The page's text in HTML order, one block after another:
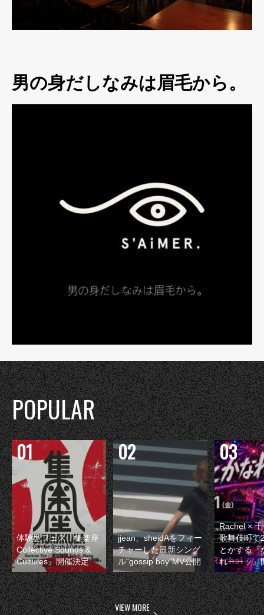
男の身だしなみは眉毛から。
POPULAR
体験型フェス『集楽座
Collective Sounds &
Cultures』開催決定
jjean、sheidAをフィー
チャーした最新シング
ル“gossip boy”MV公開
Rachel ×
歌舞伎町で
とかする『
れーーッ』
VIEW MORE